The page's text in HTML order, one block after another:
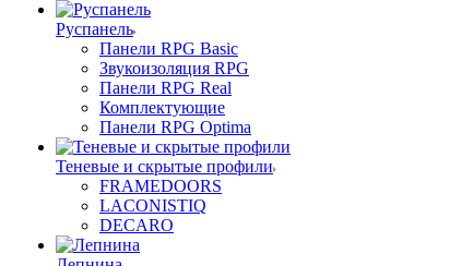
Руспанель
Панели RPG Basic
Звукоизоляция RPG
Панели RPG Real
Комплектующие
Панели RPG Optima
Теневые и скрытые профили
FRAMEDOORS
LACONISTIQ
DECARO